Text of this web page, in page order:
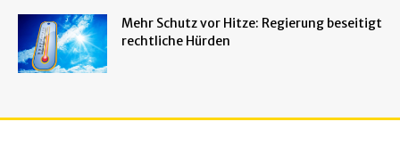
Mehr Schutz vor Hitze: Regierung beseitigt
rechtliche Hürden